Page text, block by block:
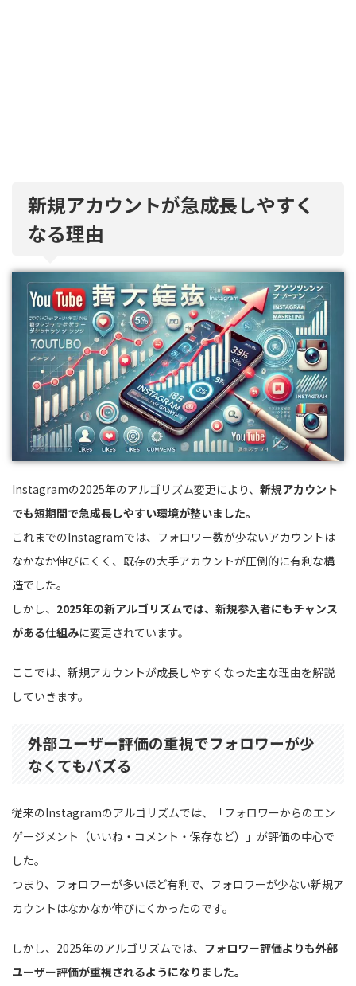
新規アカウントが急成長しやすく
なる理由
Instagramの2025年のアルゴリズム変更により、 新規アカウント
でも短期間で急成長しやすい環境が整いました。
これまでのInstagramでは、フォロワー数が少ないアカウントは
なかなか伸びにくく、既存の大手アカウントが圧倒的に有利な構
造でした。
しかし、 2025年の新アルゴリズムでは、新規参入者にもチャンス
がある仕組みに変更されています。
ここでは、新規アカウントが成長しやすくなった主な理由を解説
していきます。
外部ユーザー評価の重視でフォロワーが少
なくてもバズる
従来のInstagramのアルゴリズムでは、「フォロワーからのエン
ゲージメント（いいね・コメント・保存など）」が評価の中心で
した。
つまり、フォロワーが多いほど有利で、フォロワーが少ない新規ア
カウントはなかなか伸びにくかったのです。
しかし、2025年のアルゴリズムでは、 フォロワー評価よりも外部
ユーザー評価が重視されるようになりました。